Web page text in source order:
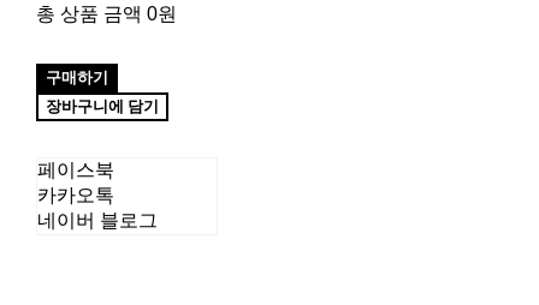
총 상품 금액 0원
구매하기
장바구니에 담기
페이스북
카카오톡
네이버 블로그